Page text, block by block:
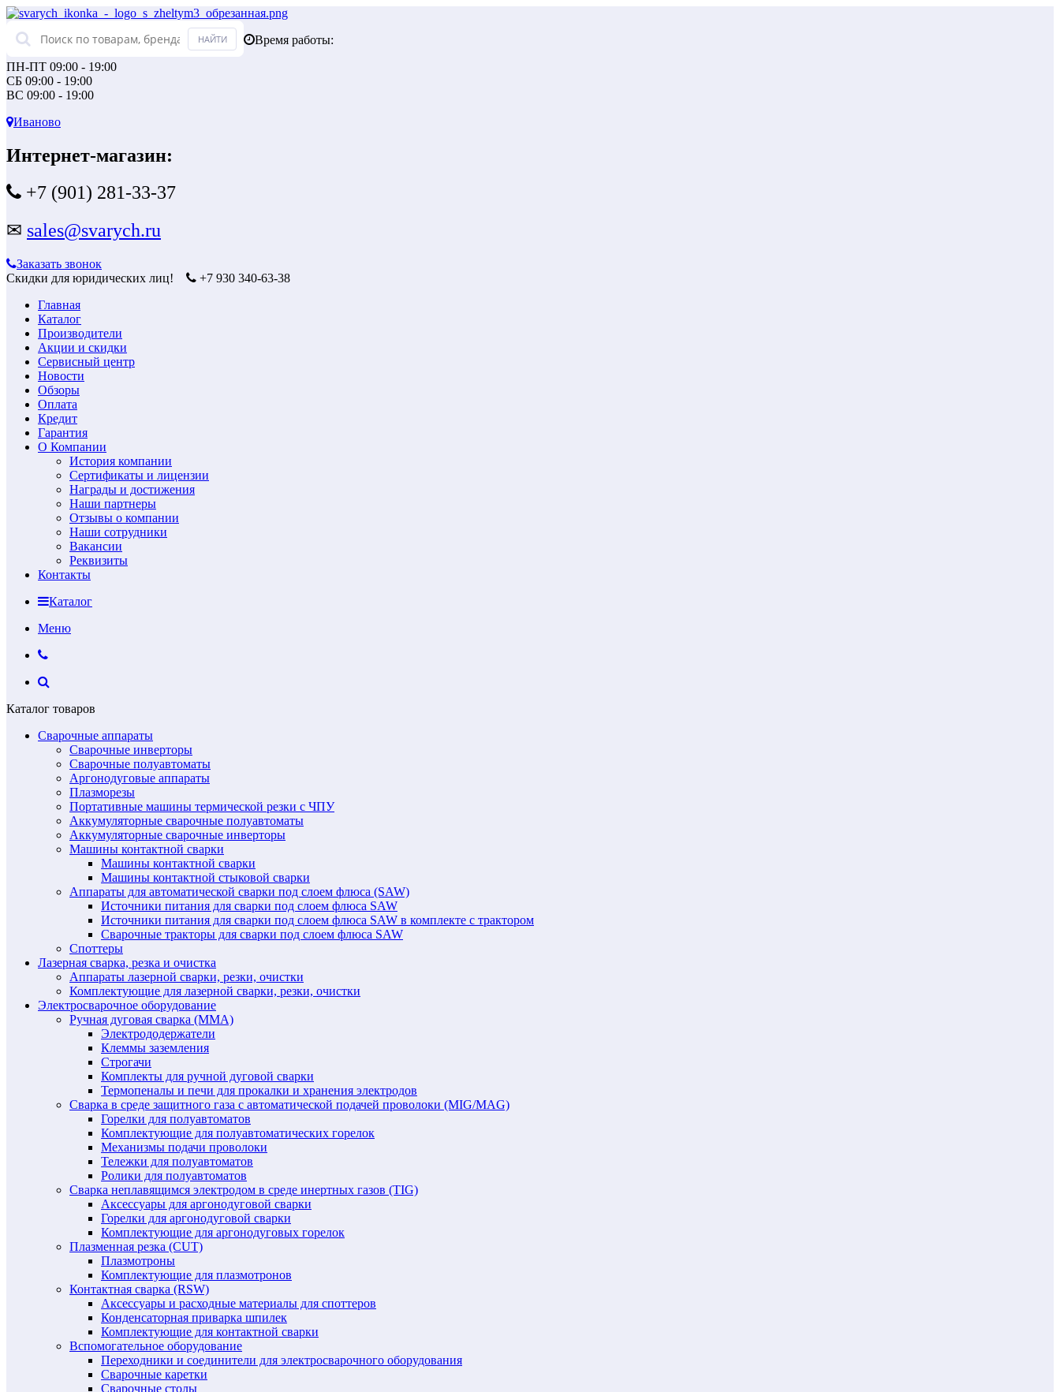
Время работы:
ПН-ПТ 09:00 - 19:00
СБ 09:00 - 19:00
ВС 09:00 - 19:00
Иваново
Интернет-магазин:
+7 (901) 281-33-37
✉ sales@svarych.ru
Заказать звонок
Скидки для юридических лиц!
+7 930 340-63-38
Главная
Каталог
Производители
Акции и скидки
Сервисный центр
Новости
Обзоры
Оплата
Кредит
Гарантия
О Компании
История компании
Сертификаты и лицензии
Награды и достижения
Наши партнеры
Отзывы о компании
Наши сотрудники
Вакансии
Реквизиты
Контакты
Каталог
Меню
Каталог товаров
Сварочные аппараты
Сварочные инверторы
Сварочные полуавтоматы
Аргонодуговые аппараты
Плазморезы
Портативные машины термической резки с ЧПУ
Аккумуляторные сварочные полуавтоматы
Аккумуляторные сварочные инверторы
Машины контактной сварки
Машины контактной сварки
Машины контактной стыковой сварки
Аппараты для автоматической сварки под слоем флюса (SAW)
Источники питания для сварки под слоем флюса SAW
Источники питания для сварки под слоем флюса SAW в комплекте с трактором
Сварочные тракторы для сварки под слоем флюса SAW
Споттеры
Лазерная сварка, резка и очистка
Аппараты лазерной сварки, резки, очистки
Комплектующие для лазерной сварки, резки, очистки
Электросварочное оборудование
Ручная дуговая сварка (MMA)
Электрододержатели
Клеммы заземления
Строгачи
Комплекты для ручной дуговой сварки
Термопеналы и печи для прокалки и хранения электродов
Сварка в среде защитного газа с автоматической подачей проволоки (MIG/MAG)
Горелки для полуавтоматов
Комплектующие для полуавтоматических горелок
Механизмы подачи проволоки
Тележки для полуавтоматов
Ролики для полуавтоматов
Сварка неплавящимся электродом в среде инертных газов (TIG)
Аксессуары для аргонодуговой сварки
Горелки для аргонодуговой сварки
Комплектующие для аргонодуговых горелок
Плазменная резка (CUT)
Плазмотроны
Комплектующие для плазмотронов
Контактная сварка (RSW)
Аксессуары и расходные материалы для споттеров
Конденсаторная приварка шпилек
Комплектующие для контактной сварки
Вспомогательное оборудование
Переходники и соединители для электросварочного оборудования
Сварочные каретки
Сварочные столы